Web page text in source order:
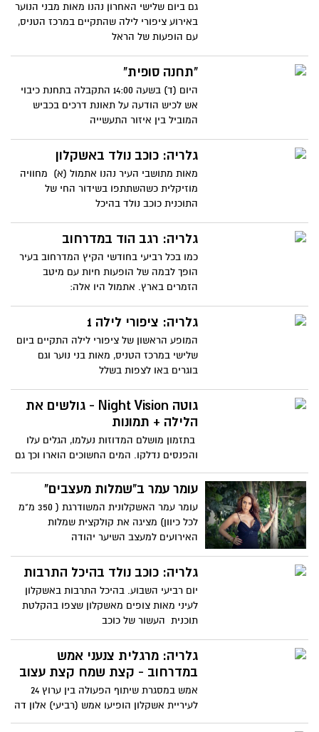
גם ביום שלישי האחרון נהנו מאות מבני הנוער
באירוע ציפורי לילה שהתקיים במרכז הטניס,
עם הופעות של הראל
"תחנה סופית"
היום (ד) בשעה 14:00 התקבלה בתחנת כיבוי
אש לכיש הודעה על תאונת דרכים בכביש
המוביל בין איזור התעשייה
גלריה: כוכב נולד באשקלון
מאות מתושבי העיר נהנו אתמול (א) מחוויה
מוזיקלית כשהשתתפו בשידור החי של
התוכנית כוכב נולד בהיכל
גלריה: רגב הוד במדרחוב
כמו בכל רביעי בחודשי הקיץ המדרחוב בעיר
הופך לבמה של הופעות חיות עם מיטב
הזמרים בארץ. אתמול היו אלה:
גלריה: ציפורי לילה 1
המופע הראשון של ציפורי לילה התקיים ביום
שלישי במרכז הטניס, מאות בני נוער וגם
בוגרים באו לצפות בשלל
גוטה Night Vision - גולשים את
הלילה + תמונות
בתזמון מושלם המדוזות נעלמו, הגלים עלו
והפנסים נדלקו. המים החשוכים הוארו וכך גם
ואת עיניי הגולשים.
עומר עמר ב"שמלות מעצבים"
עומר עמר האשקלונית המשודרגת ( 350 מ"מ
לכל כיוון) מציגה את קולקצית שמלות
האירועים למעצב השיער יהודה
גלריה: כוכב נולד בהיכל התרבות
יום רביעי השבוע. בהיכל התרבות באשקלון
לעיני מאות צופים מאשקלון שצפו בהקלטת
תוכנית העשור של כוכב
גלריה: מרגלית צנעני אמש
במדרחוב - קצת שמח קצת עצוב
אמש במסגרת שיתוף הפעולה בין ערוץ 24
לעיריית אשקלון הופיעו אמש (רביעי) אלון דה
לוקו ומרגלית צנעני,